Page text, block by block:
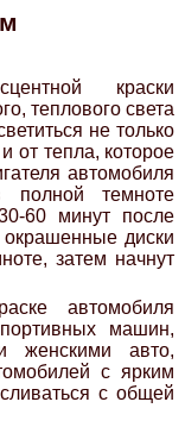
краски
теплового света
не только
от тепла, которое
автомобиля
темноте
60 минут после
окрашенные диски
затем начнут
автомобиля
машин,
женскими авто,
с ярким
с общей